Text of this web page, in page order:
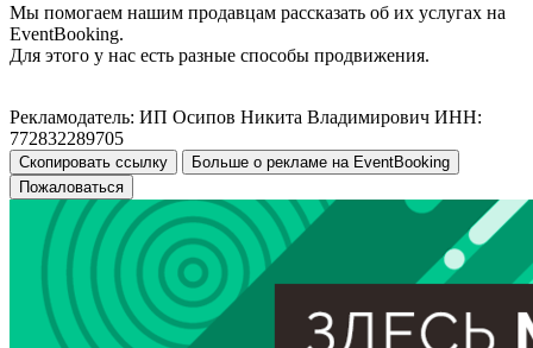
Мы помогаем нашим продавцам рассказать об их услугах на
EventBooking.
Для этого у нас есть разные способы продвижения.
Рекламодатель: ИП Осипов Никита Владимирович ИНН:
772832289705
Скопировать ссылку
Больше о рекламе на EventBooking
Пожаловаться